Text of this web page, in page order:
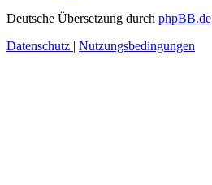
Deutsche Übersetzung durch phpBB.de
Datenschutz | Nutzungsbedingungen